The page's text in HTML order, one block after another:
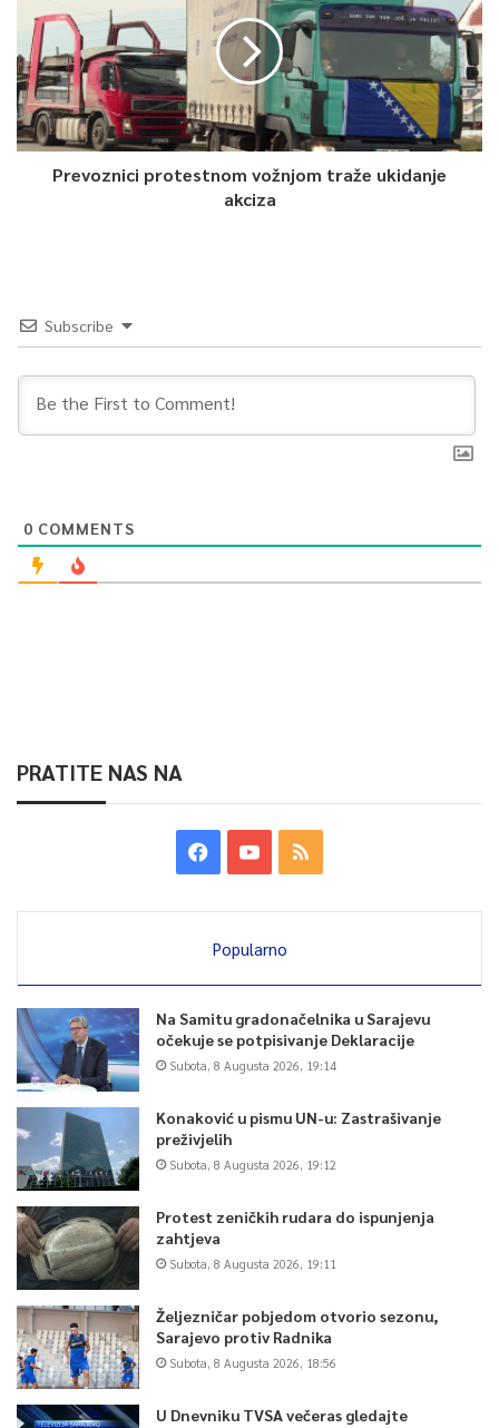
0
Article Rating
Prevoznici protestnom vožnjom traže ukidanje
akciza
Subscribe
0 COMMENTS
PRATITE NAS NA
Popularno
Na Samitu gradonačelnika u Sarajevu
očekuje se potpisivanje Deklaracije
Subota, 8 Augusta 2026, 19:14
Konaković u pismu UN-u: Zastrašivanje
preživjelih
Subota, 8 Augusta 2026, 19:12
Protest zeničkih rudara do ispunjenja
zahtjeva
Subota, 8 Augusta 2026, 19:11
Željezničar pobjedom otvorio sezonu,
Sarajevo protiv Radnika
Subota, 8 Augusta 2026, 18:56
U Dnevniku TVSA večeras gledajte